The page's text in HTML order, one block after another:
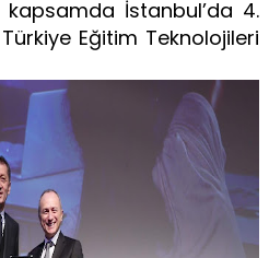
İstanbul’da 4.
Eğitim Teknolojileri